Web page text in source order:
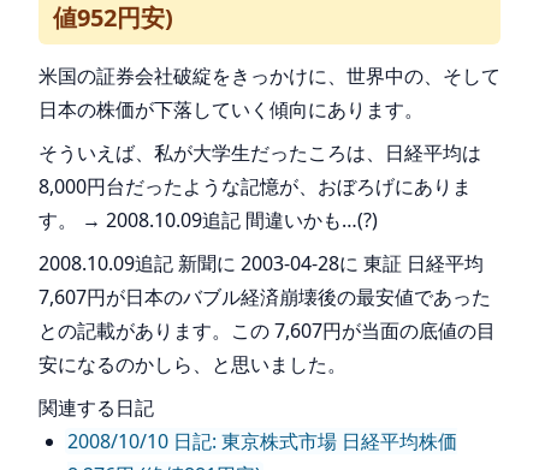
値952円安)
米国の証券会社破綻をきっかけに、世界中の、そして
日本の株価が下落していく傾向にあります。
そういえば、私が大学生だったころは、日経平均は
8,000円台だったような記憶が、おぼろげにありま
す。 → 2008.10.09追記 間違いかも…(?)
2008.10.09追記 新聞に 2003-04-28に 東証 日経平均
7,607円が日本のバブル経済崩壊後の最安値であった
との記載があります。この 7,607円が当面の底値の目
安になるのかしら、と思いました。
関連する日記
2008/10/10 日記: 東京株式市場 日経平均株価